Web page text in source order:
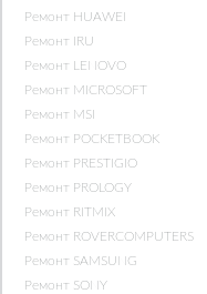
Ремонт HUAWEI
Ремонт IRU
Ремонт LENOVO
Ремонт MICROSOFT
Ремонт MSI
Ремонт POCKETBOOK
Ремонт PRESTIGIO
Ремонт PROLOGY
Ремонт RITMIX
Ремонт ROVERCOMPUTERS
Ремонт SAMSUNG
Ремонт SONY